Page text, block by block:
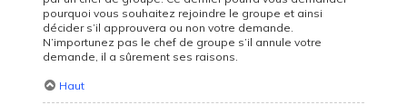
pourquoi vous souhaitez rejoindre le groupe et ainsi
décider s’il approuvera ou non votre demande.
N’importunez pas le chef de groupe s’il annule votre
demande, il a sûrement ses raisons.
Haut